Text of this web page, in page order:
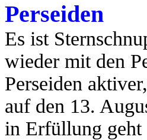
Perseiden
Es ist
wieder mit den
Perseiden
auf den 13.
in Erfüllung geht